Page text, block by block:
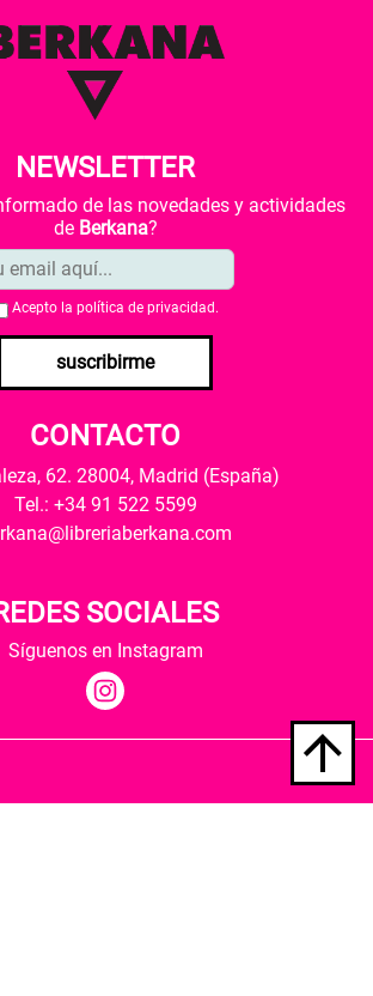
NEWSLETTER
de las novedades y actividades
de Berkana?
Acepto la política de privacidad .
suscribirme
CONTACTO
62. 28004, Madrid (España)
Tel.: +34 91 522 5599
SOCIALES
Síguenos en Instagram